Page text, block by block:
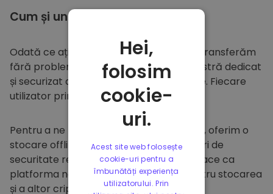
Cum și unde să
Odată ce ați cumpărat peKriptomat
, îl transferăm
fără probleme în portofelul dumneavoastră dedicat
și securizat din cadrul platformei noastre. Fiecare
utilizator primește un portofel individual.
Pentru a ne proteja clienții și fondurile lor, oferim o
stocare offline sigură și efectuăm audituri de
securitate regulate. Această abordare face ca
platforma noastră să fie un paradis pentru stocarea
și a altor criptomonede.
Hei,
folosim
cookie-
uri.
Acest site web folosește
cookie-uri pentru a
îmbunătăți experiența
utilizatorului. Prin